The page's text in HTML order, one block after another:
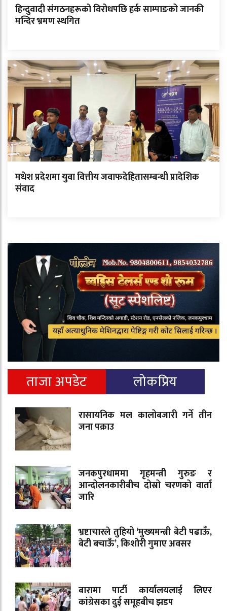
हिन्दुवादी संगठनहरूको विरोधपछि हर्क साम्पाङको जानकी
मन्दिर भ्रमण स्थगित
मधेश प्रदेशमा युवा वित्तीय जवाफदेहितासम्बन्धी प्रादेशिक
संवाद
ताजा अपडेट लोकप्रिय
रासायनिक मल कालोबजारी गर्ने तीन
जना पक्राउ
जनकपुरधाममा गृहमन्त्री गुरुङ र
आन्दोलनकारीबीच दोस्रो चरणको वार्ता
जारि
भ्रष्टाचारले तुहियो ‘मुख्यमन्त्री बेटी पढाऊँ,
बेटी बचाऊँ’, किशोरी गुमाए अवसर
बारामा पार्टी कार्यालयलाई लिएर
कांग्रेसका दुई समूहबीच झडप